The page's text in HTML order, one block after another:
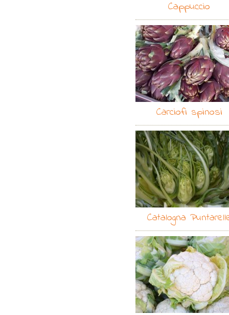
Cappuccio
Carciofi spinosi
Catalogna